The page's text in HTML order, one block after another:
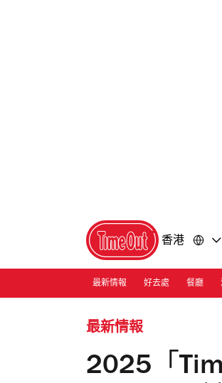
香港
最新情報 好去處 餐廳
最新情報
2025「